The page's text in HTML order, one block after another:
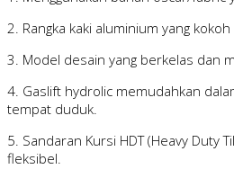
2. Rangka kaki aluminium yang
3. Model desain yang berkelas dan
4. Gaslift hydrolic memudahkan
tempat duduk.
5. Sandaran Kursi HDT (Heavy Duty
fleksibel.